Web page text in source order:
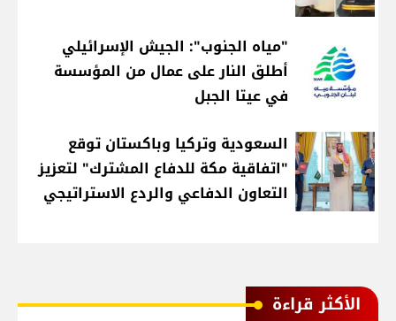
"مياه الجنوب": الجيش الإسرائيلي
أطلق النار على عمال من المؤسسة
في عيتا الجبل
السعودية وتركيا وباكستان توقع
"اتفاقية مكة للدفاع المشترك" لتعزيز
التعاون الدفاعي والردع الاستراتيجي
الأكثر قراءة